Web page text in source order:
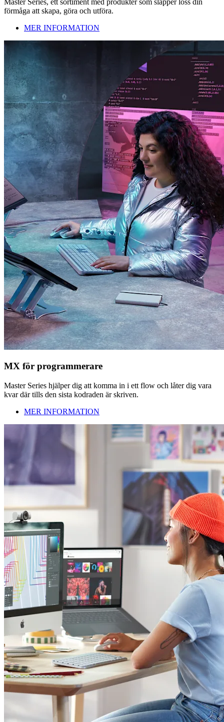
förmåga att skapa, göra och utföra.
MER INFORMATION
MX för programmerare
Master Series hjälper dig att komma in i ett flow och låter dig vara
kvar där tills den sista kodraden är skriven.
MER INFORMATION